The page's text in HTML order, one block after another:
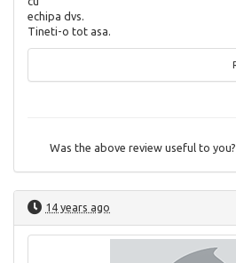
echipa dvs.
Tineti-o tot asa.
Was the above review useful to you?
14 years ago